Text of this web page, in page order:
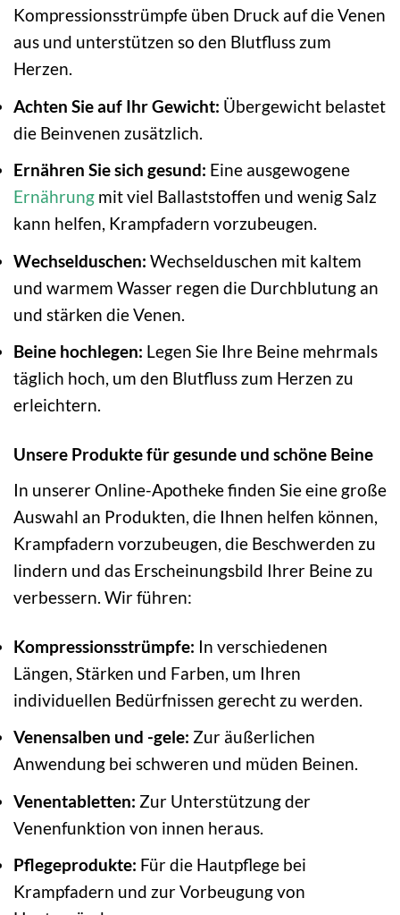
Kompressionsstrümpfe üben Druck auf die Venen
aus und unterstützen so den Blutfluss zum
Herzen.
Achten Sie auf Ihr Gewicht: Übergewicht belastet
die Beinvenen zusätzlich.
Ernähren Sie sich gesund: Eine ausgewogene
Ernährung mit viel Ballaststoffen und wenig Salz
kann helfen, Krampfadern vorzubeugen.
Wechselduschen: Wechselduschen mit kaltem
und warmem Wasser regen die Durchblutung an
und stärken die Venen.
Beine hochlegen: Legen Sie Ihre Beine mehrmals
täglich hoch, um den Blutfluss zum Herzen zu
erleichtern.
Unsere Produkte für gesunde und schöne Beine
In unserer Online-Apotheke finden Sie eine große
Auswahl an Produkten, die Ihnen helfen können,
Krampfadern vorzubeugen, die Beschwerden zu
lindern und das Erscheinungsbild Ihrer Beine zu
verbessern. Wir führen:
Kompressionsstrümpfe: In verschiedenen
Längen, Stärken und Farben, um Ihren
individuellen Bedürfnissen gerecht zu werden.
Venensalben und -gele: Zur äußerlichen
Anwendung bei schweren und müden Beinen.
Venentabletten: Zur Unterstützung der
Venenfunktion von innen heraus.
Pflegeprodukte: Für die Hautpflege bei
Krampfadern und zur Vorbeugung von